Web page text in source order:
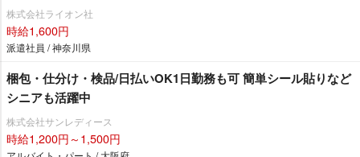
株式会社ライオン社
時給1,600円
派遣社員 / 神奈川県
梱包・仕分け・検品/日払いOK1日勤務も可 簡単シール貼りなど
シニアも活躍中
株式会社サンレディース
時給1,200円～1,500円